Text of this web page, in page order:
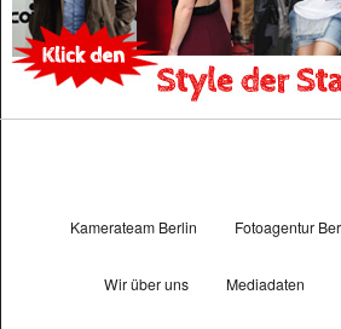
Kamerateam Berlin Fotoagentur
Wir über uns Mediadaten